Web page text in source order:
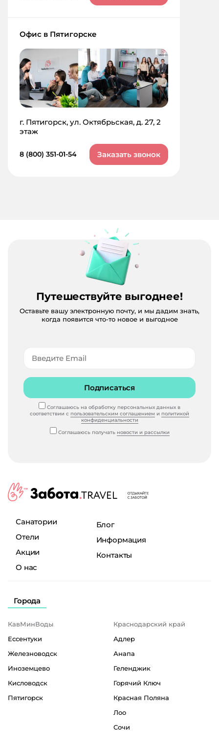
Офис в Пятигорске
г. Пятигорск, ул. Октябрьская, д. 27, 2
этаж
8 (800) 351-01-54 Заказать звонок
Путешествуйте выгоднее!
Оставьте вашу электронную почту, и мы дадим знать,
когда появится что-то новое и выгодное
Подписаться
Соглашаюсь на обработку персональных данных в
соответствии с пользовательским соглашением и политикой
конфиденциальности
Соглашаюсь получать новости и рассылки
Санатории
Отели
Акции
О нас
Блог
Информация
Контакты
Города
КавМинВоды
Ессентуки
Железноводск
Иноземцево
Кисловодск
Пятигорск
Краснодарский край
Адлер
Анапа
Геленджик
Горячий Ключ
Красная Поляна
Лоо
Сочи